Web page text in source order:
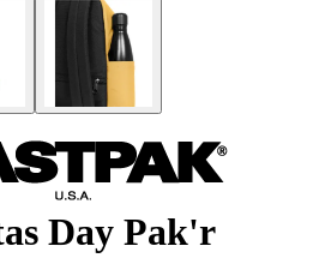
Day Pak'r